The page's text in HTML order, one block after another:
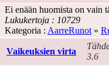
Ei enään huomista on vain
Lukukertoja : 10729
Kategoria : AarreRunot »
Vaikeuksien virta
3.6